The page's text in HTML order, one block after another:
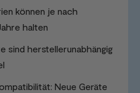
können je nach
halten
sind herstellerunabhängig
Neue Geräte